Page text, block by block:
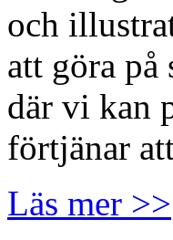
och
att göra på
där vi kan
förtjänar
Läs mer >>